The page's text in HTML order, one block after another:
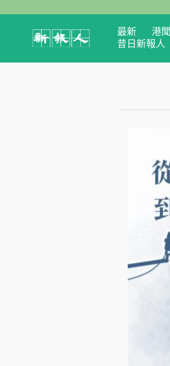
最新 港聞
昔日新報人